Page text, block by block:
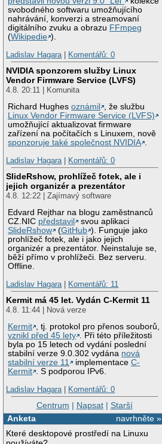
svobodného softwaru umožňujícího
nahrávání, konverzi a streamovaní
digitálního zvuku a obrazu FFmpeg
(Wikipedie ).
Ladislav Hagara| Komentářů: 0
NVIDIA sponzorem služby Linux
Vendor Firmware Service (LVFS)
4.8. 20:11 | Komunita
Richard Hughesoznámil
, že službu
Linux Vendor Firmware Service (LVFS)
umožňující aktualizovat firmware
zařízení na počítačích s Linuxem, nově
sponzoruje také společnost NVIDIA .
Ladislav Hagara| Komentářů: 0
SlideRshow, prohlížeč fotek, ale i
jejich organizér a prezentátor
4.8. 12:22 | Zajímavý software
Edvard Rejthar na blogu zaměstnanců
CZ.NIC představil
svou aplikaci
SlideRshow
(GitHub ). Funguje jako
prohlížeč fotek, ale i jako jejich
organizér a prezentátor. Neinstaluje se,
běží přímo v prohlížeči. Bez serveru.
Offline.
Ladislav Hagara| Komentářů: 11
Kermit má 45 let. Vydán C-Kermit 11
4.8. 11:44 | Nová verze
Kermit , tj. protokol pro přenos souborů,
vznikl před 45 lety . Při této příležitosti
byla po 15 letech od vydání poslední
stabilní verze 9.0.302 vydána nová
stabilní verze 11
implementaceC-
Kermit . S podporou IPv6.
Ladislav Hagara| Komentářů: 0
Centrum | Napsat| Starší
navrhněte »
Anketa
Které desktopové prostředí na Linuxu